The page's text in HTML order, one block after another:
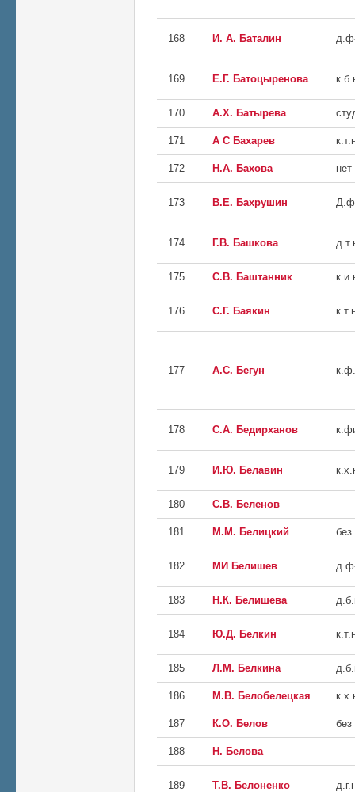
168 И. А. Баталин
169 Е.Г. Батоцыренова
170 А.Х. Батырева
171 А С Бахарев
172 Н.А. Бахова нет
173 В.Е. Бахрушин
174 Г.В. Башкова
175 С.В. Баштанник
176 С.Г. Баякин
177 А.С. Бегун
178 С.А. Бедирханов
179 И.Ю. Белавин
180 С.В. Беленов
181 М.М. Белицкий без
182 МИ Белишев
183 Н.К. Белишева
184 Ю.Д. Белкин
185 Л.М. Белкина
186 М.В. Белобелецкая
187 К.О. Белов без
188 Н. Белова
189 Т.В. Белоненко